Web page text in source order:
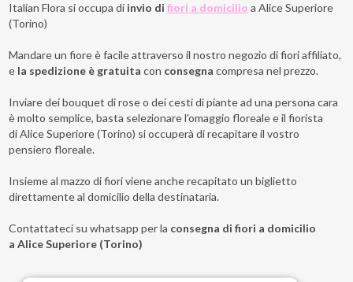
Italian Flora si occupa di invio difiori a domicilio a Alice Superiore
(Torino)
Mandare un fiore è facile attraverso il nostro negozio di fiori affiliato,
e la spedizione è gratuita con consegna compresa nel prezzo.
Inviare dei bouquet di rose o dei cesti di piante ad una persona cara
è molto semplice, basta selezionare l'omaggio floreale e il fiorista
di Alice Superiore (Torino) si occuperà di recapitare il vostro
pensiero floreale.
Insieme al mazzo di fiori viene anche recapitato un biglietto
direttamente al domicilio della destinataria.
Contattateci su whatsapp per la consegna di fiori a domicilio
a Alice Superiore (Torino)